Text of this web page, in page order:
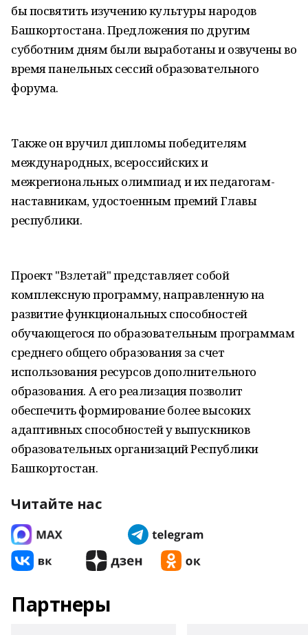
бы посвятить изучению культуры народов
Башкортостана. Предложения по другим
субботним дням были выработаны и озвучены во
время панельных сессий образовательного
форума.
Также он вручил дипломы победителям
международных, всероссийских и
межрегиональных олимпиад и их педагогам-
наставникам, удостоенным премий Главы
республики.
Проект "Взлетай" представляет собой
комплексную программу, направленную на
развитие функциональных способностей
обучающегося по образовательным программам
среднего общего образования за счет
использования ресурсов дополнительного
образования. А его реализация позволит
обеспечить формирование более высоких
адаптивных способностей у выпускников
образовательных организаций Республики
Башкортостан.
Читайте нас
Партнеры